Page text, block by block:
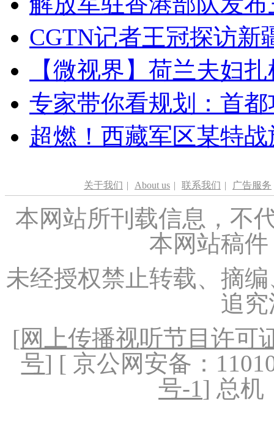
CGTN记者王冠探访新
【微视界】荷兰夫妇
专家带你看规划：首
超燃！西藏军区某特
关于我们 | About us | 联系我们 | 广告服务
本网站所刊载信息，不
本网站稿
未经授权禁止转载、摘
追
[网上传播视听节目许可
号] [ 京公网安备：
号-1] 总机